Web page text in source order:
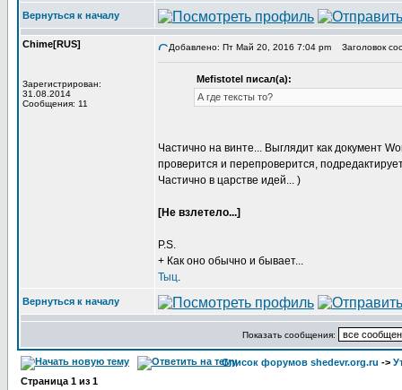
Вернуться к началу
Chime[RUS]
Зарегистрирован:
31.08.2014
Сообщения: 11
Добавлено: Пт Май 20, 2016 7:04 pm Заголовок
Mefistotel писал(а):
А где тексты то?
Частично на винте... Выглядит как документ
проверится и перепроверится,
Частично в царстве идей... )
[Не взлетело...]
P.S.
+ Как оно обычно и бывает...
Тыц.
Вернуться к началу
Показать сообщения:
Список форумов shedevr.org.ru ->
Страница 1 из 1